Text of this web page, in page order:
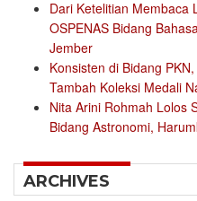
Dari Ketelitian Membaca
OSPENAS Bidang
Jember
Konsisten di Bidang
Tambah Koleksi Medali
Nita Arini Rohmah Lolos
Bidang Astronomi,
ARCHIVES